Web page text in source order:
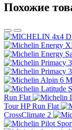
Похожие
Run Flat
Tour HP Run Flat
CrossClimate 2